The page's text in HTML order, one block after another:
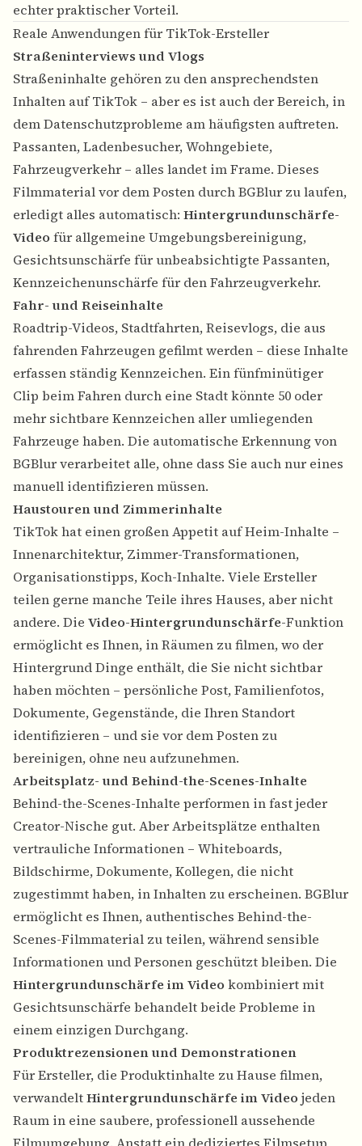
echter praktischer Vorteil.
Reale Anwendungen für TikTok-Ersteller
Straßeninterviews und Vlogs
Straßeninhalte gehören zu den ansprechendsten
Inhalten auf TikTok – aber es ist auch der Bereich, in
dem Datenschutzprobleme am häufigsten auftreten.
Passanten, Ladenbesucher, Wohngebiete,
Fahrzeugverkehr – alles landet im Frame. Dieses
Filmmaterial vor dem Posten durch BGBlur zu laufen,
erledigt alles automatisch: Hintergrundunschärfe-
Video für allgemeine Umgebungsbereinigung,
Gesichtsunschärfe für unbeabsichtigte Passanten,
Kennzeichenunschärfe für den Fahrzeugverkehr.
Fahr- und Reiseinhalte
Roadtrip-Videos, Stadtfahrten, Reisevlogs, die aus
fahrenden Fahrzeugen gefilmt werden – diese Inhalte
erfassen ständig Kennzeichen. Ein fünfminütiger
Clip beim Fahren durch eine Stadt könnte 50 oder
mehr sichtbare Kennzeichen aller umliegenden
Fahrzeuge haben. Die automatische Erkennung von
BGBlur verarbeitet alle, ohne dass Sie auch nur eines
manuell identifizieren müssen.
Haustouren und Zimmerinhalte
TikTok hat einen großen Appetit auf Heim-Inhalte –
Innenarchitektur, Zimmer-Transformationen,
Organisationstipps, Koch-Inhalte. Viele Ersteller
teilen gerne manche Teile ihres Hauses, aber nicht
andere. Die Video-Hintergrundunschärfe-Funktion
ermöglicht es Ihnen, in Räumen zu filmen, wo der
Hintergrund Dinge enthält, die Sie nicht sichtbar
haben möchten – persönliche Post, Familienfotos,
Dokumente, Gegenstände, die Ihren Standort
identifizieren – und sie vor dem Posten zu
bereinigen, ohne neu aufzunehmen.
Arbeitsplatz- und Behind-the-Scenes-Inhalte
Behind-the-Scenes-Inhalte performen in fast jeder
Creator-Nische gut. Aber Arbeitsplätze enthalten
vertrauliche Informationen – Whiteboards,
Bildschirme, Dokumente, Kollegen, die nicht
zugestimmt haben, in Inhalten zu erscheinen. BGBlur
ermöglicht es Ihnen, authentisches Behind-the-
Scenes-Filmmaterial zu teilen, während sensible
Informationen und Personen geschützt bleiben. Die
Hintergrundunschärfe im Video kombiniert mit
Gesichtsunschärfe behandelt beide Probleme in
einem einzigen Durchgang.
Produktrezensionen und Demonstrationen
Für Ersteller, die Produktinhalte zu Hause filmen,
verwandeltHintergrundunschärfe im Video jeden
Raum in eine saubere, professionell aussehende